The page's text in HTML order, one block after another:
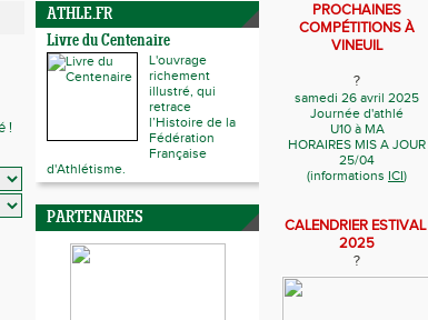
!
ATHLE.FR
Livre du Centenaire
L'ouvrage
richement
illustré, qui
retrace
l’Histoire de la
Fédération
Française
d'Athlétisme.
PARTENAIRES
PROCHAINES
COMPÉTITIONS À
VINEUIL
?
samedi 26 avril 2025
Journée d'athlé
U10 à MA
HORAIRES MIS A JOUR
25/04
(informations ICI)
CALENDRIER ESTIVAL
2025
?